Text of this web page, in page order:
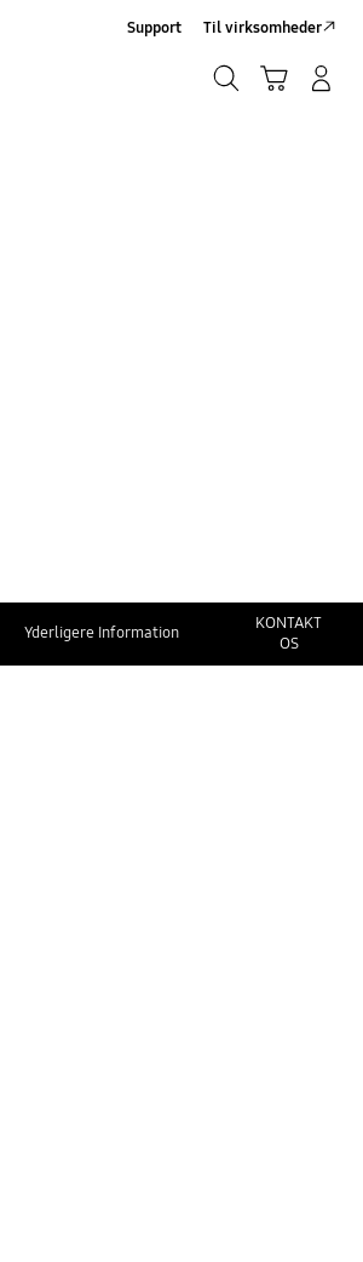
Support Til virksomheder
Yderligere Information
KONTAKT
OS